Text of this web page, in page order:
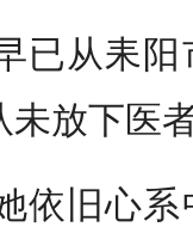
已从耒
未放下医
依旧心